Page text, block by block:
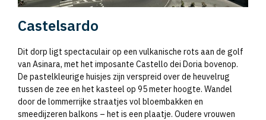
Castelsardo
Dit dorp ligt spectaculair op een vulkanische rots aan de golf
van Asinara, met het imposante Castello dei Doria bovenop.
De pastelkleurige huisjes zijn verspreid over de heuvelrug
tussen de zee en het kasteel op 95 meter hoogte. Wandel
door de lommerrijke straatjes vol bloembakken en
smeedijzeren balkons – het is een plaatje. Oudere vrouwen